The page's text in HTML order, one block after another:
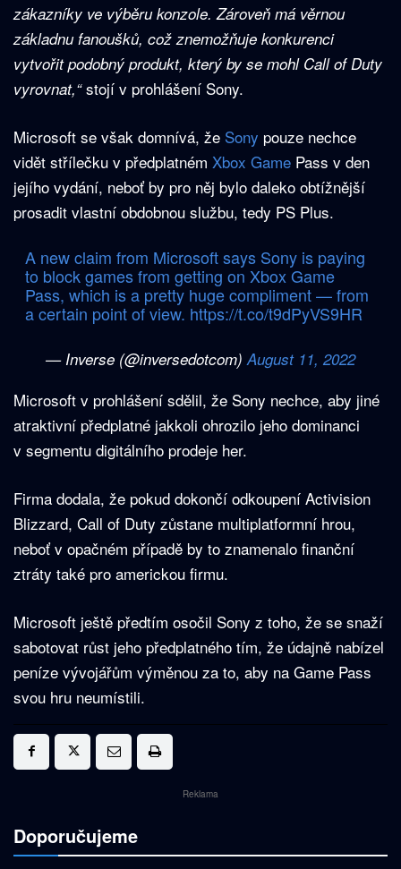
zákazníky ve výběru konzole. Zároveň má věrnou
základnu fanoušků, což znemožňuje konkurenci
vytvořit podobný produkt, který by se mohl Call of Duty
vyrovnat,“stojí v prohlášení Sony.
Microsoft se však domnívá, že Sony pouze nechce
vidět střílečku v předplatném Xbox Game Pass v den
jejího vydání, neboť by pro něj bylo daleko obtížnější
prosadit vlastní obdobnou službu, tedy PS Plus.
A new claim from Microsoft says Sony is paying
to block games from getting on Xbox Game
Pass, which is a pretty huge compliment — from
a certain point of view. https://t.co/t9dPyVS9HR
— Inverse (@inversedotcom) August 11, 2022
Microsoft v prohlášení sdělil, že Sony nechce, aby jiné
atraktivní předplatné jakkoli ohrozilo jeho dominanci
v segmentu digitálního prodeje her.
Firma dodala, že pokud dokončí odkoupení Activision
Blizzard, Call of Duty zůstane multiplatformní hrou,
neboť v opačném případě by to znamenalo finanční
ztráty také pro americkou firmu.
Microsoft ještě předtím osočil Sony z toho, že se snaží
sabotovat růst jeho předplatného tím, že údajně nabízel
peníze vývojářům výměnou za to, aby na Game Pass
svou hru neumístili.
Reklama
Doporučujeme